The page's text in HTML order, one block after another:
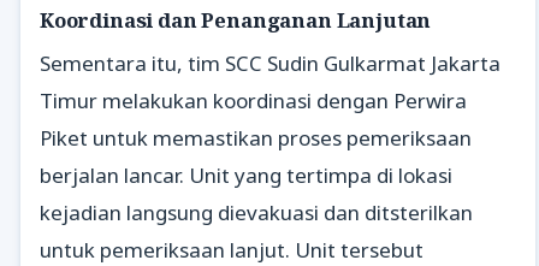
Koordinasi dan Penanganan Lanjutan
Sementara itu, tim SCC Sudin Gulkarmat Jakarta
Timur melakukan koordinasi dengan Perwira
Piket untuk memastikan proses pemeriksaan
berjalan lancar. Unit yang tertimpa di lokasi
kejadian langsung dievakuasi dan ditsterilkan
untuk pemeriksaan lanjut. Unit tersebut